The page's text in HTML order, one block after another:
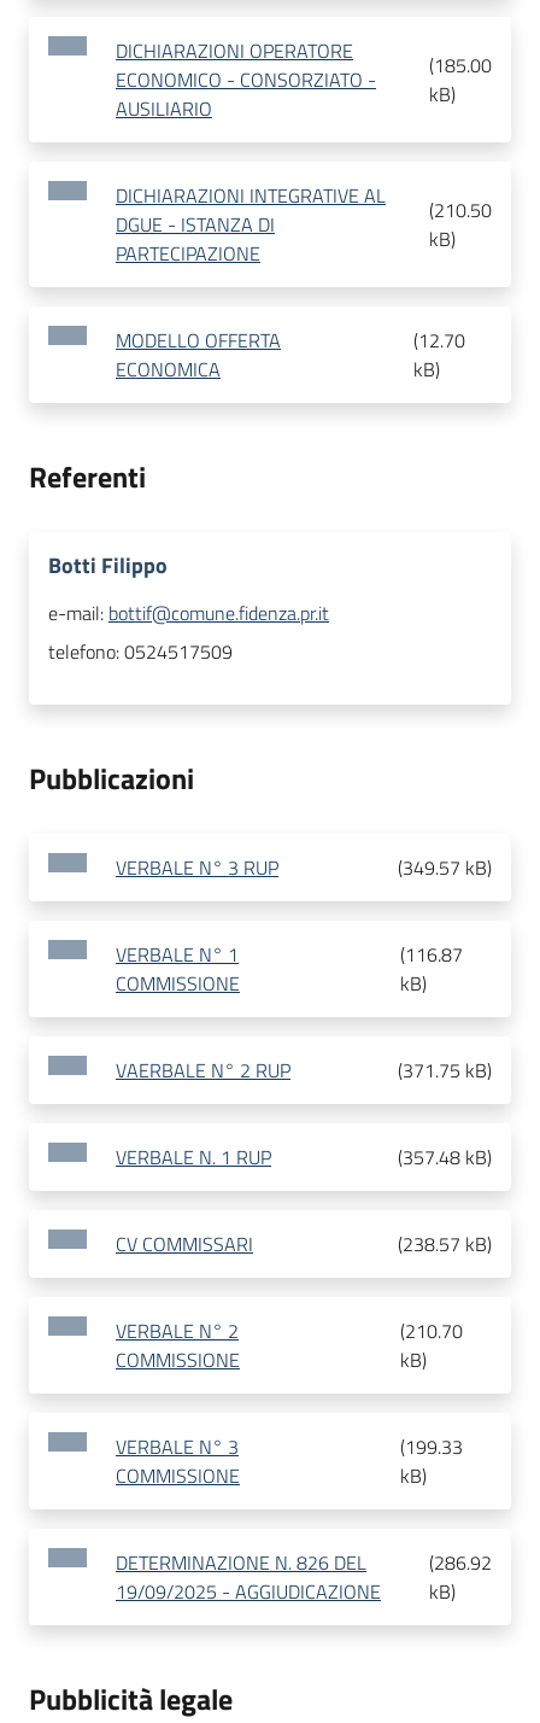
DICHIARAZIONI OPERATORE
ECONOMICO - CONSORZIATO -
AUSILIARIO
(185.00
kB)
DICHIARAZIONI INTEGRATIVE AL
DGUE - ISTANZA DI
PARTECIPAZIONE
(210.50
kB)
MODELLO OFFERTA
ECONOMICA
(12.70
kB)
Referenti
Botti Filippo
e-mail: bottif@comune.fidenza.pr.it
telefono:0524517509
Pubblicazioni
VERBALE N° 3 RUP (349.57 kB)
VERBALE N° 1
COMMISSIONE
(116.87
kB)
VAERBALE N° 2 RUP (371.75 kB)
VERBALE N. 1 RUP (357.48 kB)
CV COMMISSARI (238.57 kB)
VERBALE N° 2
COMMISSIONE
(210.70
kB)
VERBALE N° 3
COMMISSIONE
(199.33
kB)
DETERMINAZIONE N. 826 DEL
19/09/2025 - AGGIUDICAZIONE
(286.92
kB)
Pubblicità legale